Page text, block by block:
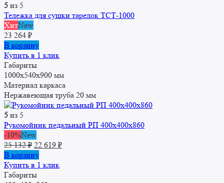
5 из 5
Тележка для сушки тарелок ТСТ-1000
ХитNew
23 264 ₽
В корзину
Купить в 1 клик
Габариты
1000x540x900 мм
Материал каркаса
Нержавеющая труба 20 мм
5 из 5
Рукомойник педальный РП 400x400x860
-10%New
25 132₽ Первоначальная
цена
составляла
25
22 619 ₽Текущая
В корзину
Купить в 1 клик
Габариты